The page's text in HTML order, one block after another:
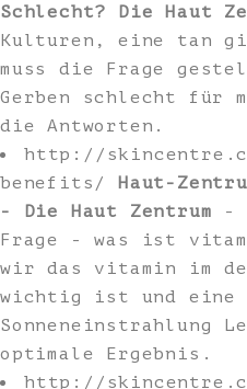
Schlecht? Die Haut
Kulturen, eine tan
muss die Frage
Gerben schlecht für
die Antworten.
http://
benefits/ Haut-
- Die Haut Zentrum -
Frage - was ist
wir das vitamin im
wichtig ist und eine
Sonneneinstrahlung
optimale Ergebnis.
http://